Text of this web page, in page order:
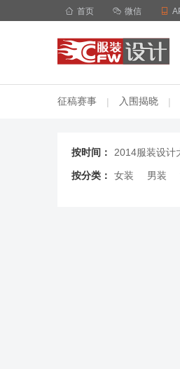
 首页  微信 
征稿赛事 | 入围揭晓 |
按时间： 2014服装设计
按分类： 女装 男装